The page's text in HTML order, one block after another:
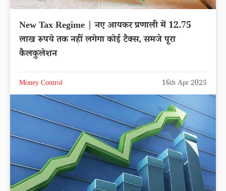
New Tax Regime | नए आयकर प्रणाली में 12.75
लाख रूपये तक नहीं लगेगा कोई टैक्स, समजे पूरा
कैलकुलेशन
Money Control 16th Apr 2025